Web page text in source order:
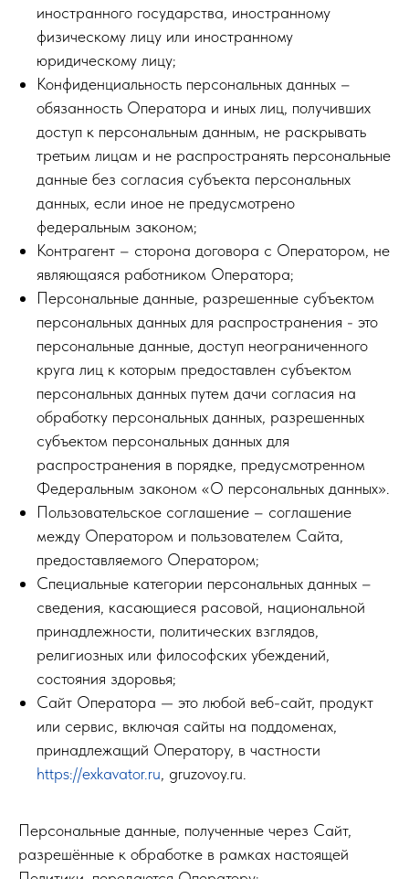
иностранного государства, иностранному
физическому лицу или иностранному
юридическому лицу;
Конфиденциальность персональных данных –
обязанность Оператора и иных лиц, получивших
доступ к персональным данным, не раскрывать
третьим лицам и не распространять персональные
данные без согласия субъекта персональных
данных, если иное не предусмотрено
федеральным законом;
Контрагент – сторона договора с Оператором, не
являющаяся работником Оператора;
Персональные данные, разрешенные субъектом
персональных данных для распространения - это
персональные данные, доступ неограниченного
круга лиц к которым предоставлен субъектом
персональных данных путем дачи согласия на
обработку персональных данных, разрешенных
субъектом персональных данных для
распространения в порядке, предусмотренном
Федеральным законом «О персональных данных».
Пользовательское соглашение – соглашение
между Оператором и пользователем Сайта,
предоставляемого Оператором;
Специальные категории персональных данных –
сведения, касающиеся расовой, национальной
принадлежности, политических взглядов,
религиозных или философских убеждений,
состояния здоровья;
Сайт Оператора — это любой веб-сайт, продукт
или сервис, включая сайты на поддоменах,
принадлежащий Оператору, в частности
https://exkavator.ru, gruzovoy.ru.
Персональные данные, полученные через Сайт,
разрешённые к обработке в рамках настоящей